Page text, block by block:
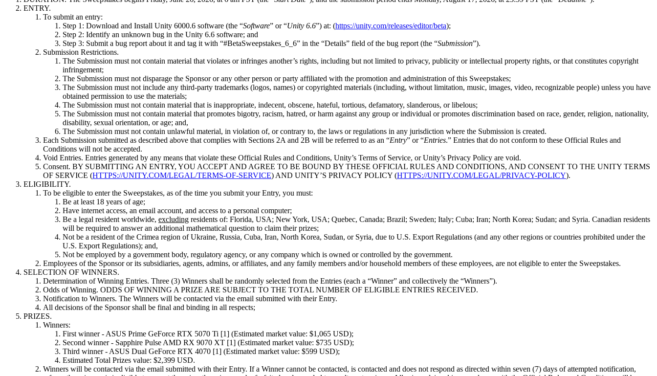
Einblicke nach dem Start und Live-Spielbetrieb
Nutzerakquisition
Entdecken Sie und gewinnen Sie mobile Benutzer
IAP Management über Filialen und D2C hinweg
Verbinden Sie Spieler mit den richtigen Spielen
Werben mit Unity
Monetarisieren mit Unity
Anwendungsfälle
Mobile Spiele
Mobile Hits mit Unity erstellen und wachsen lassen
Indie-Spiele
Große Spiele mit kleinen Teams veröffentlichen
XR-Spiele plattformübergreifend starten
Multiplayer-Spiele
Vereinfachte Entwicklung von Multiplayer-Spielen
Einzelhandel
In-Store-Erlebnisse in Online-Erlebnisse umwandeln
Automobilindustrie
Innovation und Erlebnisse im Auto fördern
Alle Branchen anzeigen
Einblicke
Erfolgsgeschichten aus der Praxis
Best-Practice-Leitfäden
Experten Tipps und Tricks
Demos, Beispiele und Bausteine
Aktualisierungen, Informationen und technische Tipps
Neuigkeiten
Nachrichten, Geschichten und Pressezentrum
Schließen Sie sich Entwicklern, Kreativen und Insidern an
Feier der Unity-Schöpfer weltweit
Anleitungen
Umsetzbare Tipps und bewährte Verfahren
Starten Sie Ihre Karriere
Optimieren Sie Ihr Lehren
Lizenzstipendium für Bildungseinrichtungen
Bringen Sie die Kraft von Unity in Ihre Institution
Zertifizierungen
Beweisen Sie Ihre Unity-Meisterschaft
ENTRY.
To submit an entry:
Step 1: Download and Install Unity 6000.6 software (the “Software” or “Unity 6.6”) at: (https://unity.com/releases/editor/beta);
Step 2: Identify an unknown bug in the Unity 6.6 software; and
Step 3: Submit a bug report about it and tag it with “#BetaSweepstakes_6_6” in the “Details” field of the bug report (the “Submission”).
Submission Restrictions.
The Submission must not contain material that violates or infringes another’s rights, including but not limited to privacy, publicity or intellectual property rights, or that constitutes copyright
infringement;
The Submission must not disparage the Sponsor or any other person or party affiliated with the promotion and administration of this Sweepstakes;
The Submission must not include any third-party trademarks (logos, names) or copyrighted materials (including, without limitation, music, images, video, recognizable people) unless you have
obtained permission to use the materials;
The Submission must not contain material that is inappropriate, indecent, obscene, hateful, tortious, defamatory, slanderous, or libelous;
The Submission must not contain material that promotes bigotry, racism, hatred, or harm against any group or individual or promotes discrimination based on race, gender, religion, nationality,
disability, sexual orientation, or age; and,
The Submission must not contain unlawful material, in violation of, or contrary to, the laws or regulations in any jurisdiction where the Submission is created.
Each Submission submitted as described above that complies with Sections 2A and 2B will be referred to as an “Entry” or “Entries.” Entries that do not conform to these Official Rules and
Conditions will not be accepted.
Void Entries. Entries generated by any means that violate these Official Rules and Conditions, Unity’s Terms of Service, or Unity’s Privacy Policy are void.
Consent. BY SUBMITTING AN ENTRY, YOU ACCEPT AND AGREE TO BE BOUND BY THESE OFFICIAL RULES AND CONDITIONS, AND CONSENT TO THE UNITY TERMS
OF SERVICE (HTTPS://UNITY.COM/LEGAL/TERMS-OF-SERVICE) AND UNITY’S PRIVACY POLICY (HTTPS://UNITY.COM/LEGAL/PRIVACY-POLICY).
ELIGIBILITY.
To be eligible to enter the Sweepstakes, as of the time you submit your Entry, you must:
Be at least 18 years of age;
Have internet access, an email account, and access to a personal computer;
Be a legal resident worldwide, excluding residents of: Florida, USA; New York, USA; Quebec, Canada; Brazil; Sweden; Italy; Cuba; Iran; North Korea; Sudan; and Syria. Canadian residents
will be required to answer an additional mathematical question to claim their prizes;
Not be a resident of the Crimea region of Ukraine, Russia, Cuba, Iran, North Korea, Sudan, or Syria, due to U.S. Export Regulations (and any other regions or countries prohibited under the
U.S. Export Regulations); and,
Not be employed by a government body, regulatory agency, or any company which is owned or controlled by the government.
Employees of the Sponsor or its subsidiaries, agents, admins, or affiliates, and any family members and/or household members of these employees, are not eligible to enter the Sweepstakes.
SELECTION OF WINNERS.
Determination of Winning Entries. Three (3) Winners shall be randomly selected from the Entries (each a “Winner” and collectively the “Winners”).
Odds of Winning. ODDS OF WINNING A PRIZE ARE SUBJECT TO THE TOTAL NUMBER OF ELIGIBLE ENTRIES RECEIVED.
Notification to Winners. The Winners will be contacted via the email submitted with their Entry.
All decisions of the Sponsor shall be final and binding in all respects;
PRIZES.
Winners:
First winner - ASUS Prime GeForce RTX 5070 Ti [1] (Estimated market value: $1,065 USD);
Second winner - Sapphire Pulse AMD RX 9070 XT [1] (Estimated market value: $735 USD);
Third winner - ASUS Dual GeForce RTX 4070 [1] (Estimated market value: $599 USD);
Estimated Total Prizes value: $2,399 USD.
Winners will be contacted via the email submitted with their Entry. If a Winner cannot be contacted, is contacted and does not respond as directed within seven (7) days of attempted notification,